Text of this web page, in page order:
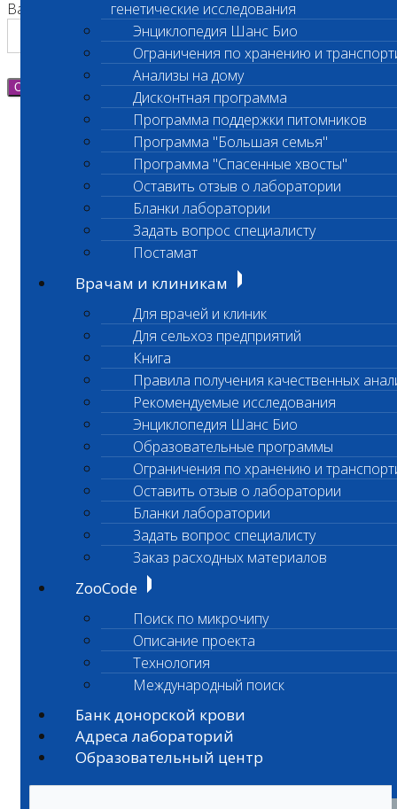
генетические исследования
Энциклопедия Шанс Био
Ограничения по хранению и
Анализы на дому
Дисконтная программа
Программа поддержки питомников
Программа "Большая семья"
Программа "Спасенные хвосты"
Оставить отзыв о лаборатории
Бланки лаборатории
Задать вопрос специалисту
Постамат
Врачам и клиникам
Для врачей и клиник
Для сельхоз предприятий
Книга
Правила получения качественных
Рекомендуемые исследования
Энциклопедия Шанс Био
Образовательные программы
Ограничения по хранению и
Оставить отзыв о лаборатории
Бланки лаборатории
Задать вопрос специалисту
Заказ расходных материалов
ZooCode
Поиск по микрочипу
Описание проекта
Технология
Международный поиск
Банк донорской крови
Адреса лабораторий
Образовательный центр
Ваш номер телефона
Отправить